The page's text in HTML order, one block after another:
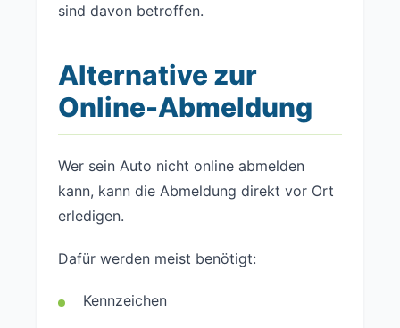
sind davon betroffen.
Alternative zur
Online-Abmeldung
Wer sein Auto nicht online abmelden
kann, kann die Abmeldung direkt vor Ort
erledigen.
Dafür werden meist benötigt:
Kennzeichen